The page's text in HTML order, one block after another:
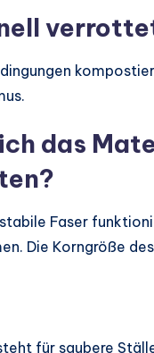
das
Faser
Die Korngröße
für saubere